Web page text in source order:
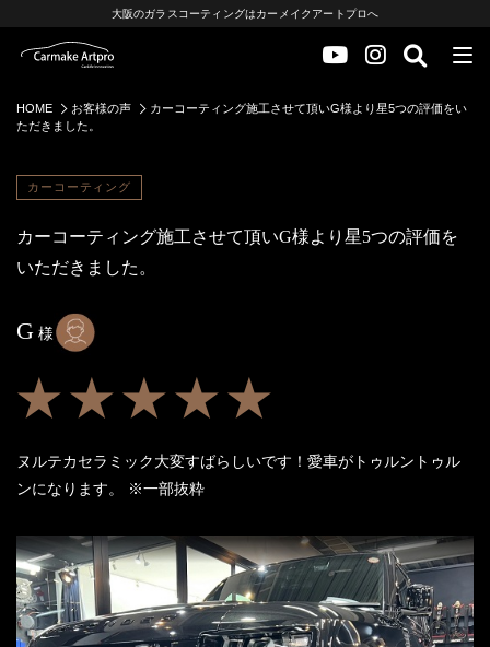
大阪のガラスコーティングはカーメイクアートプロへ
HOME お客様の声
カーコーティング施工させて頂いG様より星5つの評価をい
ただきました。
カーコーティング
カーコーティング施工させて頂いG様より星5つの評価を
いただきました。
G 様
★★★★★
ヌルテカセラミック大変すばらしいです！愛車がトゥルントゥル
ンになります。
※一部抜粋